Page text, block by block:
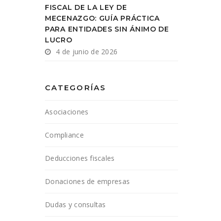
FISCAL DE LA LEY DE
MECENAZGO: GUÍA PRÁCTICA
PARA ENTIDADES SIN ÁNIMO DE
LUCRO
4 de junio de 2026
CATEGORÍAS
Asociaciones
Compliance
Deducciones fiscales
Donaciones de empresas
Dudas y consultas